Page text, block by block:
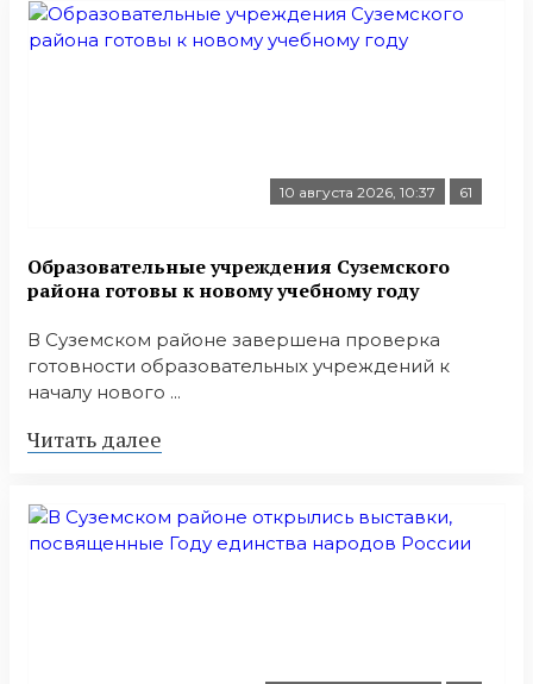
10 августа 2026, 10:37 61
Образовательные учреждения Суземского
района готовы к новому учебному году
В Суземском районе завершена проверка
готовности образовательных учреждений к
началу нового ...
Читать далее